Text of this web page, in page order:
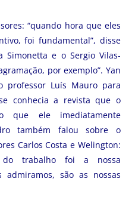
“quando hora que eles
foi fundamental”, disse
Simonetta e o Sergio Vilas-
por exemplo”. Yan
professor Luís Mauro para
conhecia a revista que o
que ele imediatamente
também falou sobre o
Carlos Costa e Welington:
do trabalho foi a nossa
são as nossas